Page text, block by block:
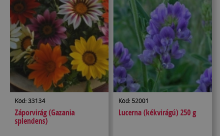
Kód: 33134
Záporvirág (Gazania
splendens)
Kód: 52001
Lucerna (kékvirágú) 250 g